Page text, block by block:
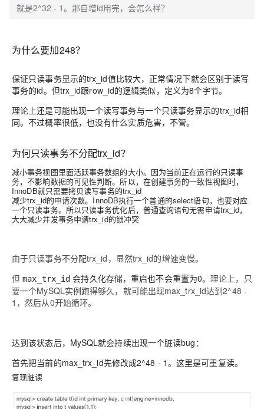
就是2^32 - 1。那自增id用完，会怎么样？
为什么要加248？
保证只读事务显示的trx_id值比较大，正常情况下就会区别于读写
事务的id。但trx_id跟row_id的逻辑类似，定义为8个字节。
理论上还是可能出现一个读写事务与一个只读事务显示的trx_id相
同。不过概率很低，也没有什么实质危害，不管。
为何只读事务不分配trx_id？
减小事务视图里面活跃事务数组的大小。因为当前正在运行的只读事
务，不影响数据的可见性判断。所以，在创建事务的一致性视图时，
InnoDB就只需要拷贝读写事务的trx_id
减少trx_id的申请次数。InnoDB执行一个普通的select语句，也要对应
一个只读事务。所以只读事务优化后，普通查询语句无需申请trx_id，
大大减少并发事务申请trx_id的锁冲突
由于只读事务不分配trx_id，显然trx_id的增速变慢。
但max_trx_id 会持久化存储，重启也不会重置为0。理论上，只
要一个MySQL实例跑得够久，就可能出现max_trx_id达到2^48 -
1，然后从0开始循环。
达到该状态后，MySQL就会持续出现一个脏读bug：
首先把当前的max_trx_id先修改成2^48 - 1。这里是可重复读。
复现脏读